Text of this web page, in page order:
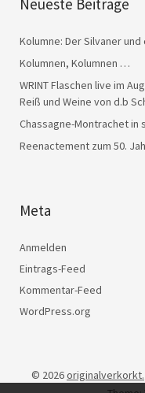
Kolumne: Der Silvaner
Kolumnen, Kolumnen …
WRINT Flaschen live im
Reiß und Weine von d.b
Chassagne-Montrachet in
Reenactement zum 50.
Meta
Anmelden
Eintrags-Feed
Kommentar-Feed
WordPress.org
© 2026originalverkorkt.